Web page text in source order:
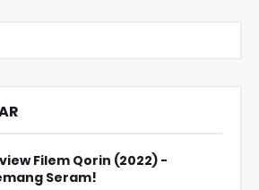
Filem Qorin (2022) -
Seram!